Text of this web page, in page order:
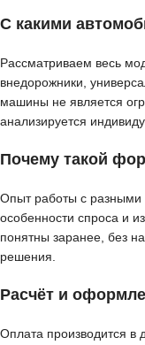
С какими
Рассматриваем весь
внедорожники,
машины не является
анализируется
Почему такой
Опыт работы с разными
особенности спроса и
понятны заранее, без
решения.
Расчёт и
Оплата производится в